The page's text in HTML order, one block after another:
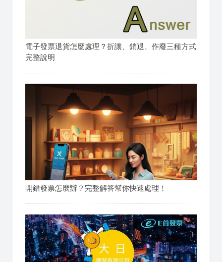
電子發票退貨怎麼處理？折讓、銷退、作廢三種方式
完整說明
開錯發票怎麼辦？完整解答幫你快速處理！